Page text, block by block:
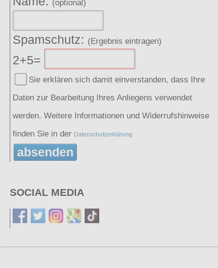
(optional)
Spamschutz: (Ergebnis eintragen)
2+5=
Sie erklären sich damit einverstanden, dass Ihre
Daten zur Bearbeitung Ihres Anliegens verwendet
werden. Weitere Informationen und Widerrufshinweise
finden Sie in der Datenschutzerklärung
absenden
SOCIAL MEDIA